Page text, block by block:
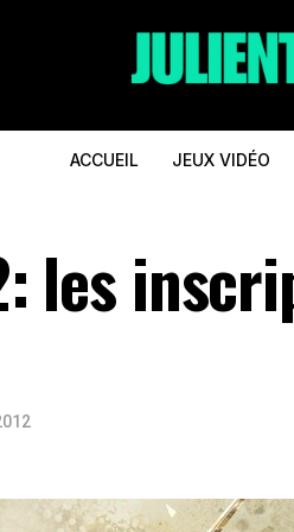
ACCUEIL JEUX VIDÉO
les